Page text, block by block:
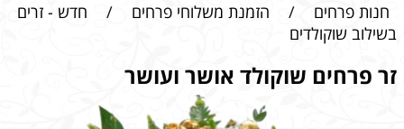
חנות פרחים / הזמנת משלוחי פרחים /
חדש - זרים
בשילוב שוקולדים
זר פרחים שוקולד אושר ועושר